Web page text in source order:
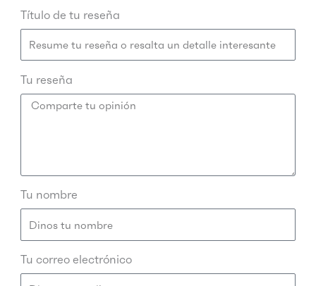
Título de tu reseña
Tu reseña
Tu nombre
Tu correo electrónico